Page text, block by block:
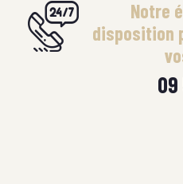
Notre
disposition